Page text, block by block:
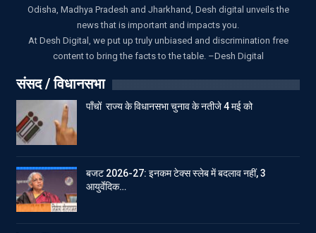
Odisha, Madhya Pradesh and Jharkhand, Desh digital unveils the
news that is important and impacts you.
At Desh Digital, we put up truly unbiased and discrimination free
content to bring the facts to the table. –Desh Digital
संसद / विधानसभा
पाँचों राज्य के विधानसभा चुनाव के नतीजे 4 मई को
बजट 2026-27: इनकम टेक्स स्लेब में बदलाव नहीं, 3
आयुर्वेदिक…